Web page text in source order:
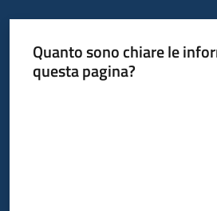
Quanto sono chiare le
questa pagina?